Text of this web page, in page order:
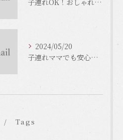
子連れOK！おしゃれな大阪市のネイルサロンをご紹介！
2024/05/20
子連れママでも安心！大阪のネイルサロンで癒しのひとときを
Tags